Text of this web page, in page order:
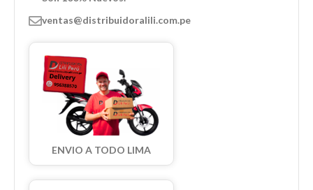
ventas@distribuidoralili.com.pe
ENVIO A TODO LIMA